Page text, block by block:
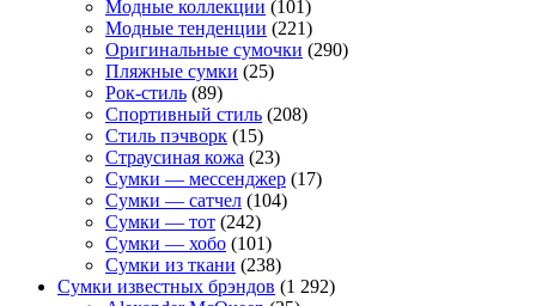
Модные коллекции (101)
Модные тенденции (221)
Оригинальные сумочки (290)
Пляжные сумки (25)
Рок-стиль (89)
Спортивный стиль (208)
Стиль пэчворк (15)
Страусиная кожа (23)
Сумки — мессенджер (17)
Сумки — сатчел (104)
Сумки — тот (242)
Сумки — хобо (101)
Сумки из ткани (238)
Сумки известных брэндов (1 292)